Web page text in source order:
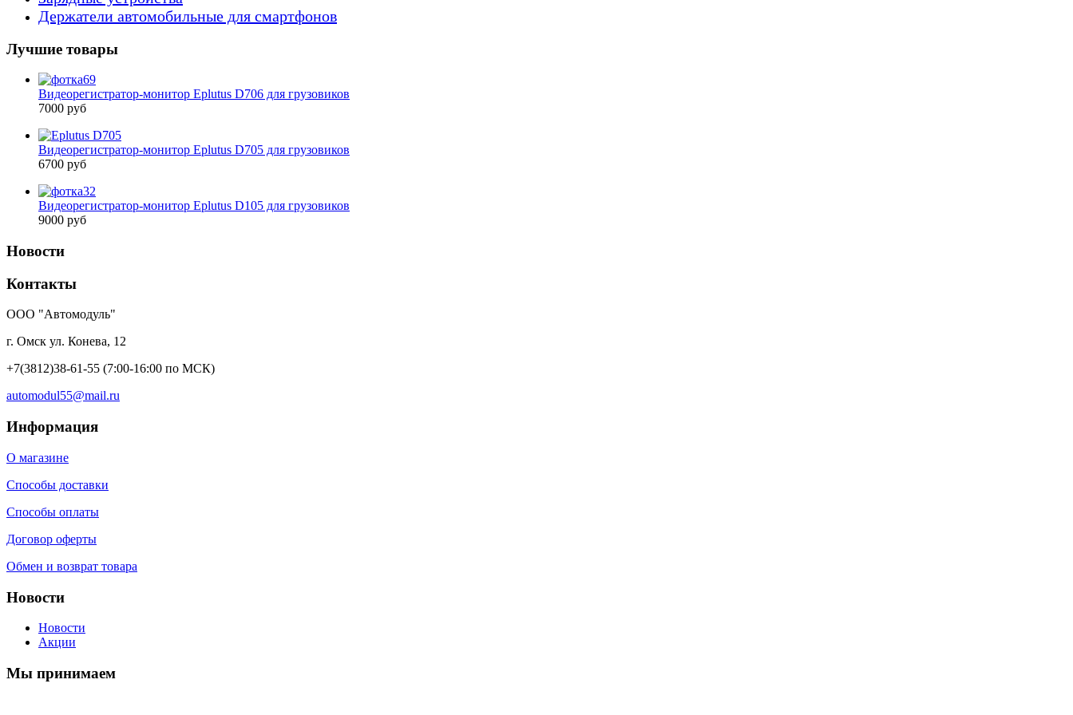
Держатели автомобильные для смартфонов
Лучшие товары
Видеорегистратор-монитор Eplutus D706 для грузовиков
7000 руб
Видеорегистратор-монитор Eplutus D705 для грузовиков
6700 руб
Видеорегистратор-монитор Eplutus D105 для грузовиков
9000 руб
Новости
Контакты
ООО "Автомодуль"
г. Омск ул. Конева, 12
+7(3812)38-61-55 (7:00-16:00 по МСК)
automodul55@mail.ru
Информация
О магазине
Способы доставки
Способы оплаты
Договор оферты
Обмен и возврат товара
Новости
Новости
Акции
Мы принимаем